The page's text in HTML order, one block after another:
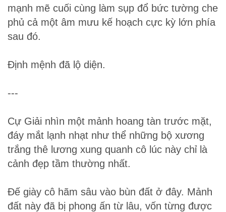
mạnh mẽ cuối cùng làm sụp đổ bức tường che
phủ cả một âm mưu kế hoạch cực kỳ lớn phía
sau đó.
Định mệnh đã lộ diện.
---
Cự Giải nhìn một mảnh hoang tàn trước mặt,
đáy mắt lạnh nhạt như thể những bộ xương
trắng thê lương xung quanh cô lúc này chỉ là
cảnh đẹp tầm thường nhất.
Đế giày cô hãm sâu vào bùn đất ở đây. Mảnh
đất này đã bị phong ấn từ lâu, vốn từng được